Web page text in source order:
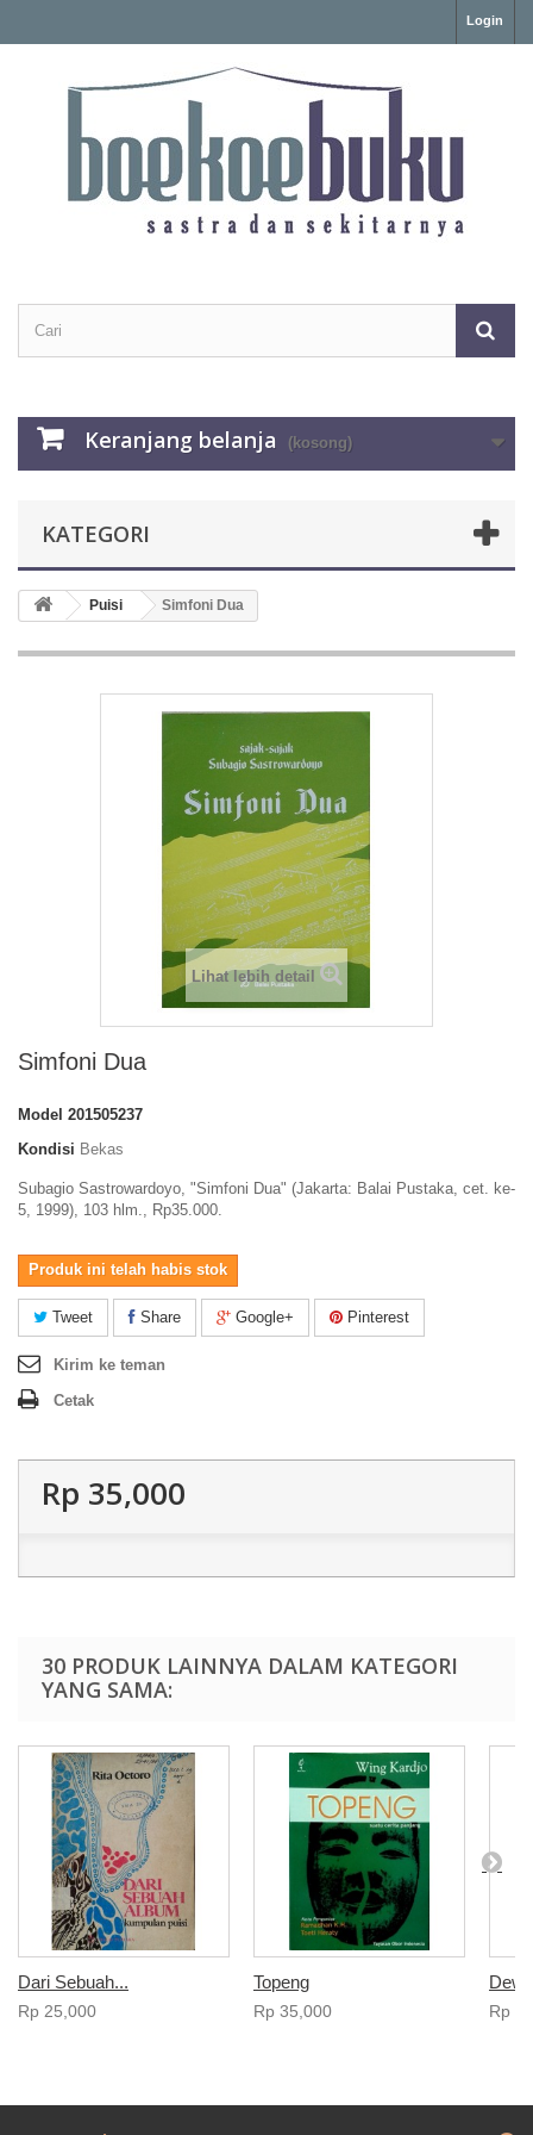
Login
Keranjang belanja (kosong)
KATEGORI
Puisi Simfoni Dua
Lihat lebih detail
Simfoni Dua
Model 201505237
Kondisi Bekas
Subagio Sastrowardoyo, "Simfoni Dua" (Jakarta: Balai Pustaka, cet. ke-
5, 1999), 103 hlm., Rp35.000.
Produk ini telah habis stok
Tweet Share Google+ Pinterest
Kirim ke teman
Cetak
Rp‎ 35,000
30 PRODUK LAINNYA DALAM KATEGORI
YANG SAMA:
Dari Sebuah...
Rp‎ 25,000
Topeng
Rp‎ 35,000
Dewi
Rp‎